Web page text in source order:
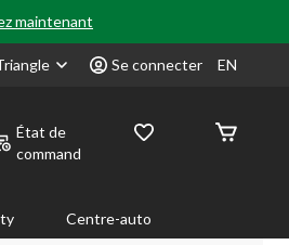
maintenant
Se connecter EN
État de
command
Centre-auto